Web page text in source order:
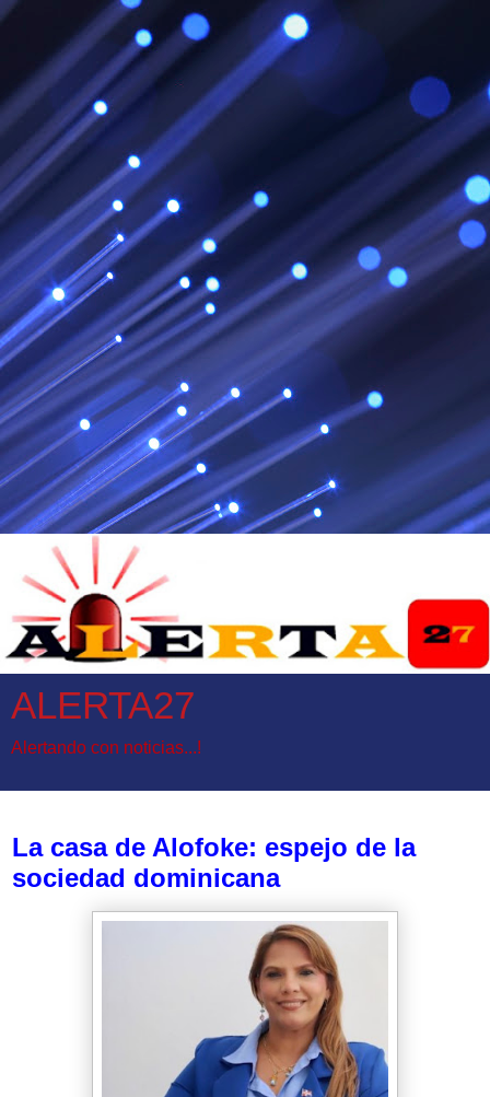
ALERTA27
Alertando con noticias...!
La casa de Alofoke: espejo de la
sociedad dominicana